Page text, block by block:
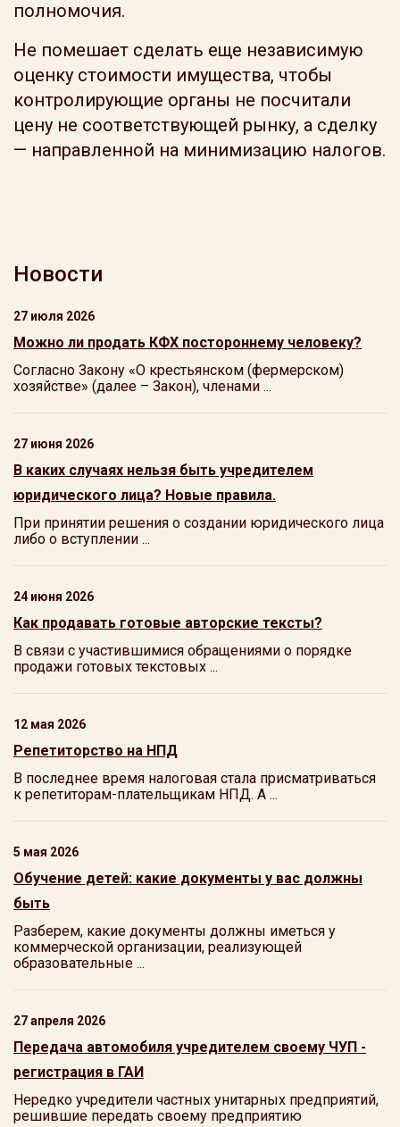
полномочия.
Не помешает сделать еще независимую
оценку стоимости имущества, чтобы
контролирующие органы не посчитали
цену не соответствующей рынку, а сделку
— направленной на минимизацию налогов.
Новости
27 июля 2026
Можно ли продать КФХ постороннему человеку?
Согласно Закону «О крестьянском (фермерском)
хозяйстве» (далее – Закон), членами ...
27 июня 2026
В каких случаях нельзя быть учредителем
юридического лица? Новые правила.
При принятии решения о создании юридического лица
либо о вступлении ...
24 июня 2026
Как продавать готовые авторские тексты?
В связи с участившимися обращениями о порядке
продажи готовых текстовых ...
12 мая 2026
Репетиторство на НПД
В последнее время налоговая стала присматриваться
к репетиторам-плательщикам НПД. А ...
5 мая 2026
Обучение детей: какие документы у вас должны
быть
Разберем, какие документы должны иметься у
коммерческой организации, реализующей
образовательные ...
27 апреля 2026
Передача автомобиля учредителем своему ЧУП -
регистрация в ГАИ
Нередко учредители частных унитарных предприятий,
решившие передать своему предприятию